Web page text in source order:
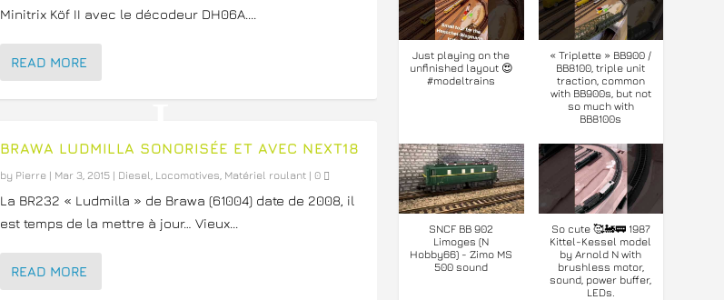
Minitrix Köf II avec le décodeur DH06A....
READ MORE
BRAWA LUDMILLA SONORISÉE ET AVEC NEXT18
by Pierre| Mar 3, 2015| Diesel Locomotives Matériel roulant| 0
La BR232 « Ludmilla » de Brawa (61004) date de 2008, il
est temps de la mettre à jour… Vieux...
READ MORE
Just playing on the
unfinished layout 😍
#modeltrains
« Triplette » BB900 /
BB8100, triple unit
traction, common
with BB900s, but not
so much with
BB8100s
SNCF BB 902
Limoges (N
Hobby66) - Zimo MS
500 sound
So cute 🥰🚂🚃 1987
Kittel-Kessel model
by Arnold N with
brushless motor,
sound, power buffer,
LEDs.